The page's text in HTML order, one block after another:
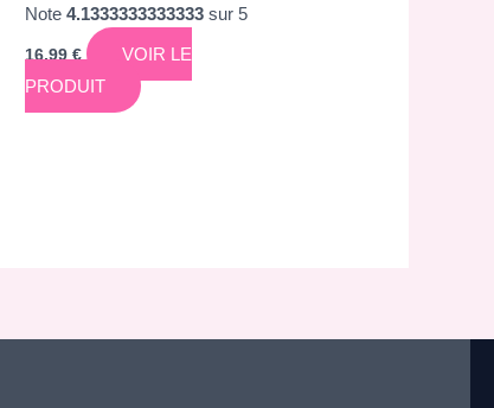
Note4.1333333333333 sur 5
16,99€
VOIR LE
PRODUIT